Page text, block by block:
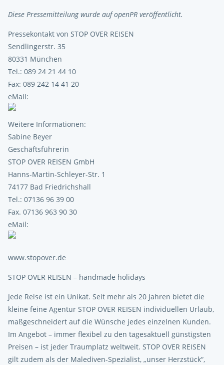
Diese Pressemitteilung wurde auf openPR veröffentlicht.
Pressekontakt von STOP OVER REISEN
Sendlingerstr. 35
80331 München
Tel.: 089 24 21 44 10
Fax: 089 242 14 41 20
eMail:
Weitere Informationen:
Sabine Beyer
Geschäftsführerin
STOP OVER REISEN GmbH
Hanns-Martin-Schleyer-Str. 1
74177 Bad Friedrichshall
Tel.: 07136 96 39 00
Fax. 07136 963 90 30
eMail:
www.stopover.de
STOP OVER REISEN – handmade holidays
Jede Reise ist ein Unikat. Seit mehr als 20 Jahren bietet die
kleine feine Agentur STOP OVER REISEN individuellen Urlaub,
maßgeschneidert auf die Wünsche jedes einzelnen Kunden.
Im Angebot – immer flexibel zu den tagesaktuell günstigsten
Preisen – ist jeder Traumplatz weltweit. STOP OVER REISEN
gilt zudem als der Malediven-Spezialist, „unser Herzstück“,